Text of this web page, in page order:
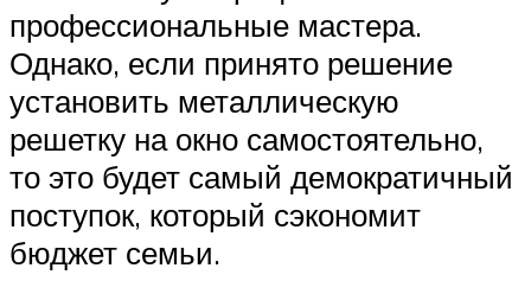
профессиональные мастера.
Однако, если принято решение
установить металлическую
решетку на окно самостоятельно,
то это будет самый демократичный
поступок, который сэкономит
бюджет семьи.